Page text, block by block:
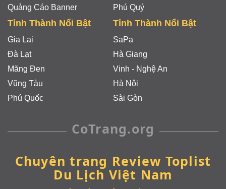
Quảng Cáo Banner
Phú Quý
Tỉnh Thành Nổi Bật
Gia Lai
Đà Lạt
Măng Đen
Vũng Tàu
Phú Quốc
Tỉnh Thành Nổi Bật
SaPa
Hà Giang
Vinh - Nghệ An
Hà Nội
Sài Gòn
CoTrang.org
Chuyên trang Review Toplist
Du Lịch Việt Nam